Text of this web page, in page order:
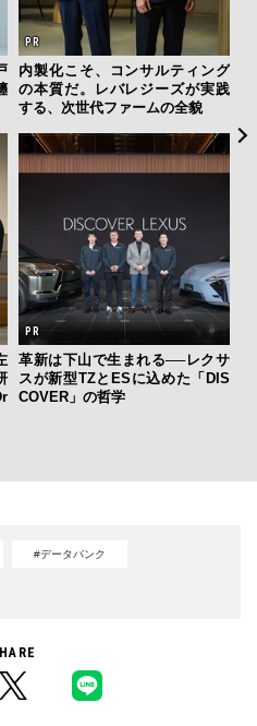
内製化こそ、コンサルティング
の本質だ。レバレジーズが実践
する、次世代ファームの全貌
革新は下山で生まれる──レクサ
スが新型TZとESに込めた「DIS
COVER」の哲学
#データバンク